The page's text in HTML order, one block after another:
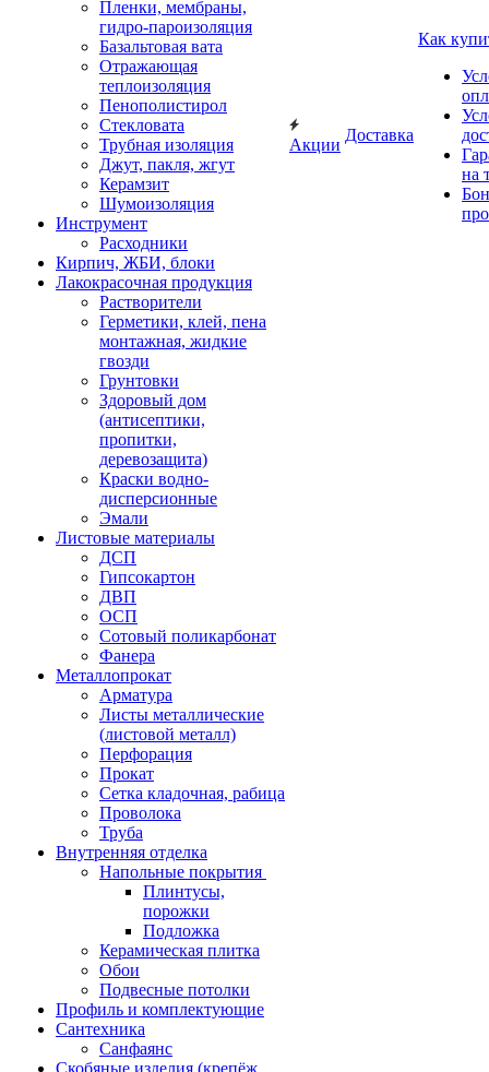
Пленки, мембраны,
гидро-пароизоляция
Базальтовая вата
Отражающая
теплоизоляция
Пенополистирол
Стекловата
Трубная изоляция
Джут, пакля, жгут
Керамзит
Шумоизоляция
Инструмент
Расходники
Кирпич, ЖБИ, блоки
Лакокрасочная продукция
Растворители
Герметики, клей, пена
монтажная, жидкие
гвозди
Грунтовки
Здоровый дом
(антисептики,
пропитки,
деревозащита)
Краски водно-
дисперсионные
Эмали
Листовые материалы
ДСП
Гипсокартон
ДВП
ОСП
Сотовый поликарбонат
Фанера
Металлопрокат
Арматура
Листы металлические
(листовой металл)
Перфорация
Прокат
Сетка кладочная, рабица
Проволока
Труба
Внутренняя отделка
Напольные покрытия
Плинтусы,
порожки
Подложка
Керамическая плитка
Обои
Подвесные потолки
Профиль и комплектующие
Сантехника
Санфаянс
Скобяные изделия (крепёж,
Акции
Доставка
Как
на